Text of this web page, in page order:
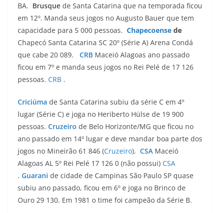
BA. Brusque de Santa Catarina que na temporada ficou
em 12º. Manda seus jogos no Augusto Bauer que tem
capacidade para 5 000 pessoas. Chapecoense de
Chapecó Santa Catarina SC 20º (Série A) Arena Condá
que cabe 20 089. CRB Maceió Alagoas ano passado
ficou em 7º e manda seus jogos no Rei Pelé de 17 126
pessoas. CRB .
Criciúma de Santa Catarina subiu da série C em 4º
lugar (Série C) e joga no Heriberto Hülse de 19 900
pessoas. Cruzeiro de Belo Horizonte/MG que ficou no
ano passado em 14º lugar e deve mandar boa parte dos
jogos no Mineirão 61 846 (Cruzeiro). CSA Maceió
Alagoas AL 5º Rei Pelé 17 126 0 (não possui) CSA
. Guarani de cidade de Campinas São Paulo SP quase
subiu ano passado, ficou em 6º e joga no Brinco de
Ouro 29 130. Em 1981 o time foi campeão da Série B.